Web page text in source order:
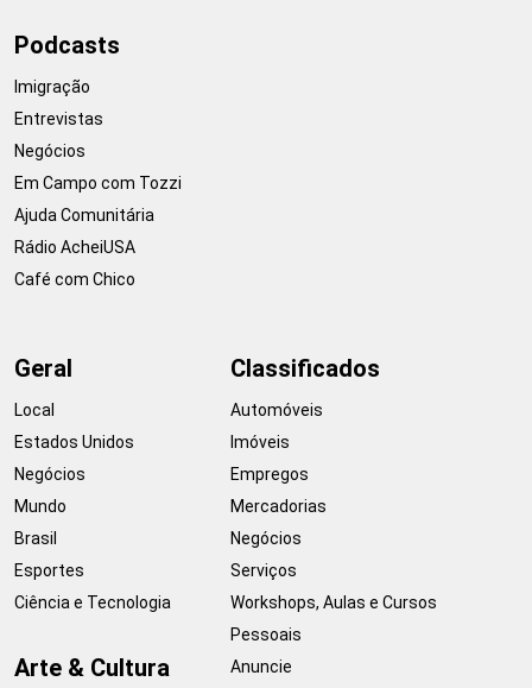
Podcasts
Imigração
Entrevistas
Negócios
Em Campo com Tozzi
Ajuda Comunitária
Rádio AcheiUSA
Café com Chico
Geral
Local
Estados Unidos
Negócios
Mundo
Brasil
Esportes
Ciência e Tecnologia
Arte & Cultura
Classificados
Automóveis
Imóveis
Empregos
Mercadorias
Negócios
Serviços
Workshops, Aulas e Cursos
Pessoais
Anuncie